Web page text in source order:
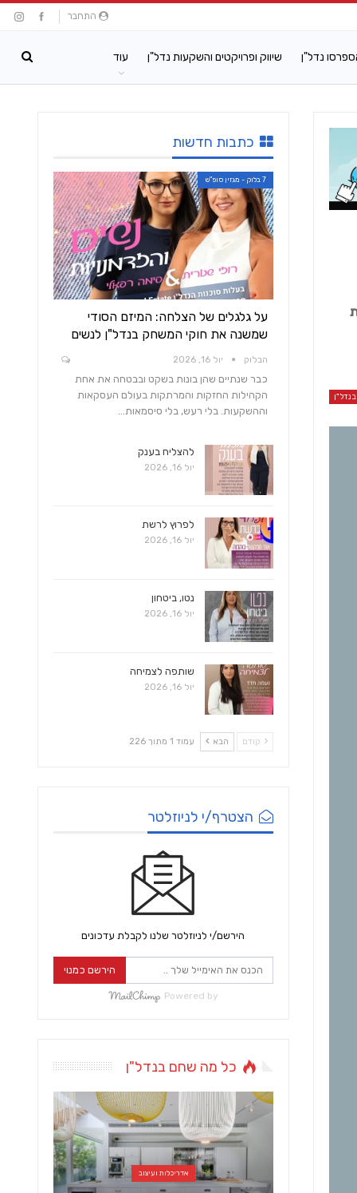
התחבר
נדל"ן שיווק ופרויקטים והשקעות נדל"ן עוד
כתבות חדשות
7 בלוק - מגזין סופ"ש
על גלגלים של הצלחה: המיזם הסודי
שמשנה את חוקי המשחק בנדל"ן לנשים
הבלוק יול 16, 2026
כבר שנתיים שהן בונות בשקט ובבטחה את אחת
הקהילות החזקות והמרתקות בעולם העסקאות
וההשקעות. בלי רעש, בלי סיסמאות…
להצליח בענק
יול 16, 2026
לפרוץ לרשת
יול 16, 2026
נטו, ביטחון
יול 16, 2026
שותפה לצמיחה
יול 16, 2026
קודם הבא עמוד 1 מתוך 226
הצטרף/י לניוזלטר
הירשם/י לניוזלטר שלנו לקבלת עדכונים
הירשם כמנוי
Powered by
כל מה שחם בנדל"ן
אדריכלות ועיצוב